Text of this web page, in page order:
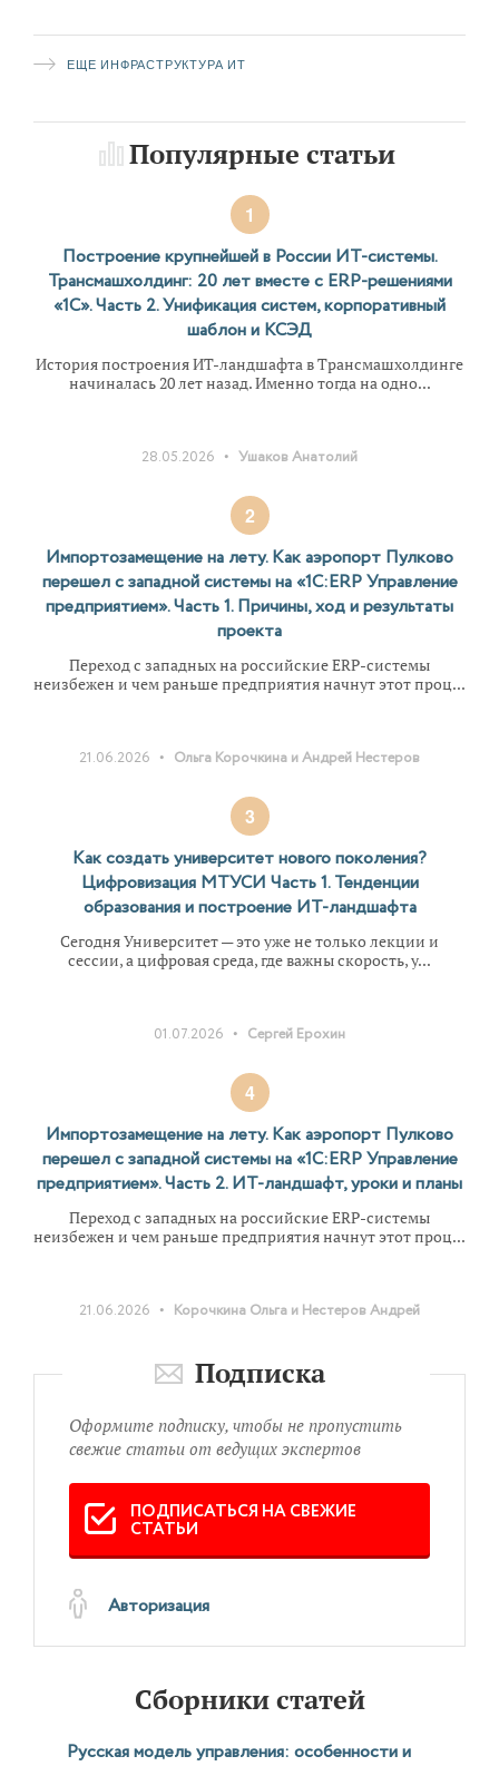
готовность процесса, готовность данных,
инфраструктура, команда и обеспечение
ЕЩЕ ИНФРАСТРУКТУРА ИТ
Популярные статьи
1
Построение крупнейшей в России ИТ-системы.
Трансмашхолдинг: 20 лет вместе с ERP-решениями
«1С». Часть 2. Унификация систем, корпоративный
шаблон и КСЭД
История построения ИТ-ландшафта в Трансмашхолдинге
начиналась 20 лет назад. Именно тогда на одно...
28.05.2026 • Ушаков Анатолий
2
Импортозамещение на лету. Как аэропорт Пулково
перешел с западной системы на «1С:ERP Управление
предприятием». Часть 1. Причины, ход и результаты
проекта
Переход с западных на российские ERP-системы
неизбежен и чем раньше предприятия начнут этот проц...
21.06.2026 • Ольга Корочкина и Андрей Нестеров
3
Как создать университет нового поколения?
Цифровизация МТУСИ Часть 1. Тенденции
образования и построение ИТ-ландшафта
Сегодня Университет — это уже не только лекции и
сессии, а цифровая среда, где важны скорость, у...
01.07.2026 • Сергей Ерохин
4
Импортозамещение на лету. Как аэропорт Пулково
перешел с западной системы на «1С:ERP Управление
предприятием». Часть 2. ИТ-ландшафт, уроки и планы
Переход с западных на российские ERP-системы
неизбежен и чем раньше предприятия начнут этот проц...
21.06.2026 • Корочкина Ольга и Нестеров Андрей
Подписка
Оформите подписку, чтобы не пропустить
свежие статьи от ведущих экспертов
ПОДПИСАТЬСЯ НА СВЕЖИЕ
СТАТЬИ
Авторизация
Сборники статей
Русская модель управления: особенности и